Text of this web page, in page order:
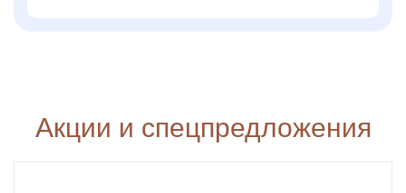
Акции и спецпредложения